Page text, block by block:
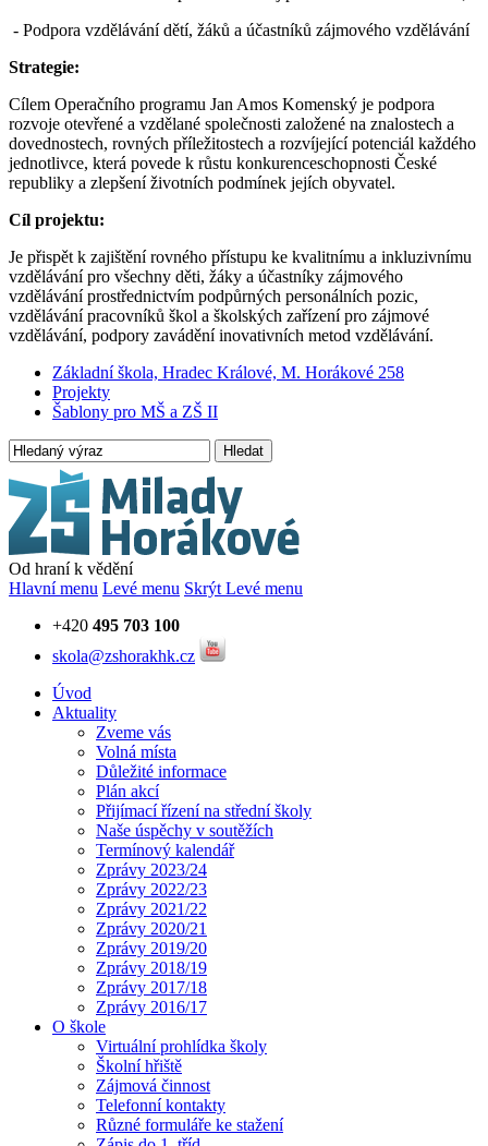
- Podpora vzdělávání dětí, žáků a účastníků zájmového vzdělávání
Strategie:
Cílem Operačního programu Jan Amos Komenský je podpora
rozvoje otevřené a vzdělané společnosti založené na znalostech a
dovednostech, rovných příležitostech a rozvíjející potenciál každého
jednotlivce, která povede k růstu konkurenceschopnosti České
republiky a zlepšení životních podmínek jejích obyvatel.
Cíl projektu:
Je přispět k zajištění rovného přístupu ke kvalitnímu a inkluzivnímu
vzdělávání pro všechny děti, žáky a účastníky zájmového
vzdělávání prostřednictvím podpůrných personálních pozic,
vzdělávání pracovníků škol a školských zařízení pro zájmové
vzdělávání, podpory zavádění inovativních metod vzdělávání.
Základní škola, Hradec Králové, M. Horákové 258
Projekty
Šablony pro MŠ a ZŠ II
Hledat
Od hraní k vědění
Hlavní menu Levé menu Skrýt Levé menu
+420 495 703 100
skola@zshorakhk.cz
Úvod
Aktuality
Zveme vás
Volná místa
Důležité informace
Plán akcí
Přijímací řízení na střední školy
Naše úspěchy v soutěžích
Termínový kalendář
Zprávy 2023/24
Zprávy 2022/23
Zprávy 2021/22
Zprávy 2020/21
Zprávy 2019/20
Zprávy 2018/19
Zprávy 2017/18
Zprávy 2016/17
O škole
Virtuální prohlídka školy
Školní hřiště
Zájmová činnost
Telefonní kontakty
Různé formuláře ke stažení